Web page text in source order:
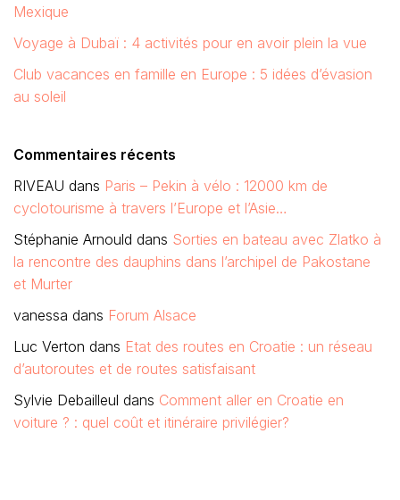
Mexique
Voyage à Dubaï : 4 activités pour en avoir plein la vue
Club vacances en famille en Europe : 5 idées d’évasion
au soleil
Commentaires récents
RIVEAU dans Paris – Pekin à vélo : 12000 km de
cyclotourisme à travers l’Europe et l’Asie…
Stéphanie Arnould dans Sorties en bateau avec Zlatko à
la rencontre des dauphins dans l’archipel de Pakostane
et Murter
vanessa dans Forum Alsace
Luc Verton dans Etat des routes en Croatie : un réseau
d’autoroutes et de routes satisfaisant
Sylvie Debailleul dans Comment aller en Croatie en
voiture ? : quel coût et itinéraire privilégier?